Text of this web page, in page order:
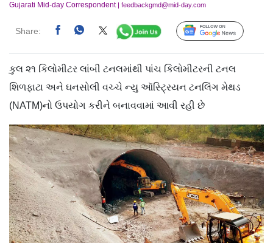
Gujarati Mid-day Correspondent| feedbackgmd@mid-day.com
Share: Follow Us
કુલ ૨૧ કિલોમીટર લાંબી ટનલમાંથી પાંચ કિલોમીટરની ટનલ
શિળફાટા અને ઘનસોલી વચ્ચે ન્યુ ઑસ્ટ્રિયન ટનલિંગ મેથડ
(NATM)નો ઉપયોગ કરીને બનાવવામાં આવી રહી છે